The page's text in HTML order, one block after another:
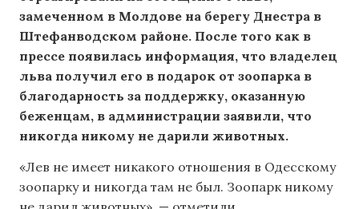
замеченном в Молдове на берегу Днестра в
Штефанводском районе. После того как в
прессе появилась информация, что владелец
льва получил его в подарок от зоопарка в
благодарность за поддержку, оказанную
беженцам, в администрации заявили, что
никогда никому не дарили животных.
«Лев не имеет никакого отношения в Одесскому
зоопарку и никогда там не был. Зоопарк никому